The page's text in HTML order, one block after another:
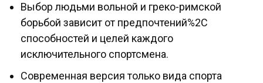
Выбор людьми вольной и греко-римской
борьбой зависит от предпочтений%2C
способностей и целей каждого
исключительного спортсмена.
Современная версия только вида спорта